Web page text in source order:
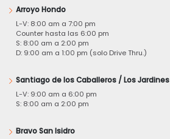
Arroyo Hondo
L-V: 8:00 am a 7:00 pm
Counter hasta las 6:00 pm
S: 8:00 am a 2:00 pm
D: 9:00 am a 1:00 pm (solo Drive Thru.)
Santiago de los Caballeros / Los Jardines
L-V: 9:00 am a 6:00 pm
S: 8:00 am a 2:00 pm
Bravo San Isidro